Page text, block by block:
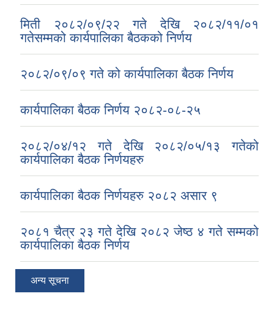
मिती २०८२/०९/२२ गते देखि २०८२/११/०१
गतेसम्मको कार्यपालिका बैठकको निर्णय
२०८२/०९/०९ गते को कार्यपालिका बैठक निर्णय
कार्यपालिका बैठक निर्णय २०८२-०८-२५
२०८२/०४/१२ गते देखि २०८२/०५/१३ गतेको
कार्यपालिका बैठक निर्णयहरु
कार्यपालिका बैठक निर्णयहरु २०८२ असार ९
२०८१ चैत्र २३ गते देखि २०८२ जेष्ठ ४ गते सम्मको
कार्यपालिका बैठक निर्णय
अन्य सूचना